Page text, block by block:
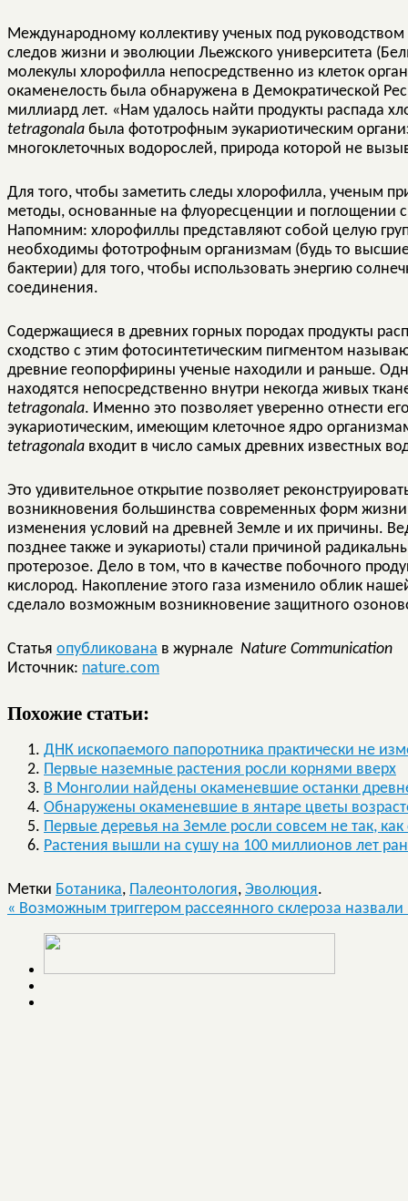
Международному коллективу ученых под
следов жизни и эволюции Льежского университета
молекулы хлорофилла непосредственно из клеток
окаменелость была обнаружена в Демократической
миллиард лет. «Нам удалось найти продукты распада
tetragonala была фототрофным эукариотическим
многоклеточных водорослей, природа которой не
Для того, чтобы заметить следы хлорофилла, ученым
методы, основанные на флуоресценции и поглощении
Напомним: хлорофиллы представляют собой целую
необходимы фототрофным организмам (будь то
бактерии) для того, чтобы использовать энергию
соединения.
Содержащиеся в древних горных породах продукты
сходство с этим фотосинтетическим пигментом
древние геопорфирины ученые находили и раньше.
находятся непосредственно внутри некогда живых
tetragonala. Именно это позволяет уверенно отнести
эукариотическим, имеющим клеточное ядро
tetragonala входит в число самых древних известных
Это удивительное открытие позволяет
возникновения большинства современных форм
изменения условий на древней Земле и их причины.
позднее также и эукариоты) стали причиной
протерозое. Дело в том, что в качестве побочного
кислород. Накопление этого газа изменило облик
сделало возможным возникновение защитного
Статья опубликована в журнале Nature Communication
Источник: nature.com
Похожие статьи:
ДНК ископаемого папоротника практически не
Первые наземные растения росли корнями вверх
В Монголии найдены окаменевшие останки
Обнаружены окаменевшие в янтаре цветы
Первые деревья на Земле росли совсем не так,
Растения вышли на сушу на 100 миллионов лет
Метки Ботаника, Палеонтология, Эволюция.
« Возможным триггером рассеянного склероза